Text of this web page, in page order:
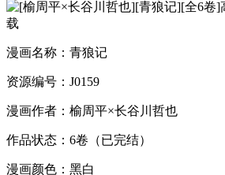
漫画名称：青狼记
资源编号：J0159
漫画作者：榆周平×长谷川哲也
作品状态：6卷（已完结）
漫画颜色：黑白